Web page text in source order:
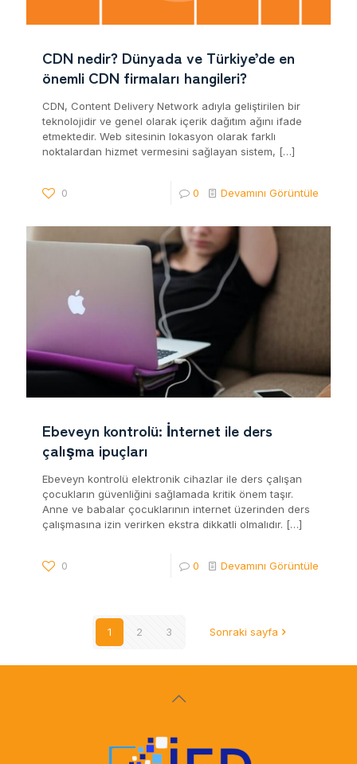
CDN nedir? Dünyada ve Türkiye’de en
önemli CDN firmaları hangileri?
CDN, Content Delivery Network adıyla geliştirilen bir
teknolojidir ve genel olarak içerik dağıtım ağını ifade
etmektedir. Web sitesinin lokasyon olarak farklı
noktalardan hizmet vermesini sağlayan sistem, […]
0 0 Devamını Görüntüle
Ebeveyn kontrolü: İnternet ile ders
çalışma ipuçları
Ebeveyn kontrolü elektronik cihazlar ile ders çalışan
çocukların güvenliğini sağlamada kritik önem taşır.
Anne ve babalar çocuklarının internet üzerinden ders
çalışmasına izin verirken ekstra dikkatli olmalıdır. […]
0 0 Devamını Görüntüle
1 2 3 Sonraki sayfa